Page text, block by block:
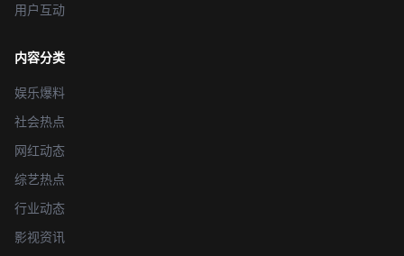
用户互动
内容分类
娱乐爆料
社会热点
网红动态
综艺热点
行业动态
影视资讯